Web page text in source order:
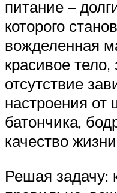
питание –
которого
вожделенная
красивое
отсутствие
настроения от
батончика,
качество
Решая задачу: